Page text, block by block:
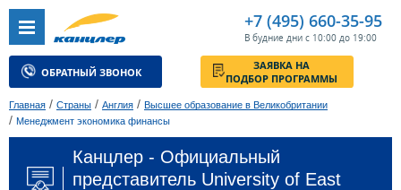
+7 (495) 660-35-95
В будние дни с 10:00 до 19:00
ОБРАТНЫЙ ЗВОНОК
ЗАЯВКА НА
ПОДБОР ПРОГРАММЫ
Главная / Страны / Англия / Высшее образование в Великобритании
/ Менеджмент экономика финансы
Канцлер - Официальный
представитель University of East